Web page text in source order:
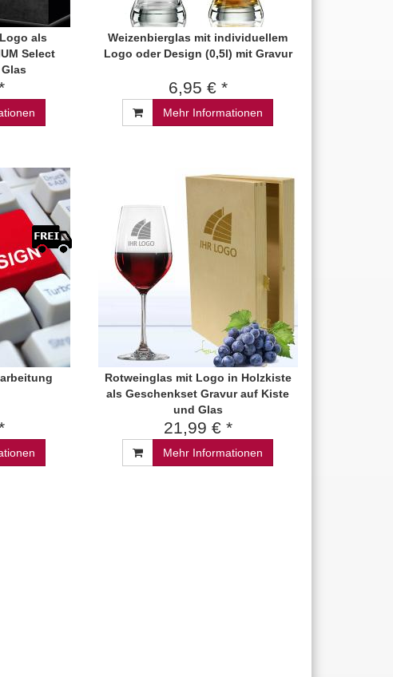
als
Select
Weizenbierglas mit individuellem
Logo oder Design (0,5l) mit Gravur
6,95 € *
Mehr Informationen
Rotweinglas mit Logo in Holzkiste
als Geschenkset Gravur auf Kiste
und Glas
21,99 € *
Mehr Informationen